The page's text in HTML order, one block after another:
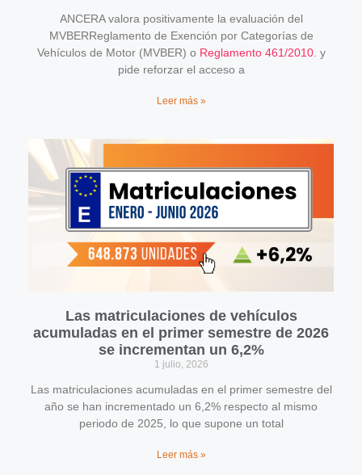
ANCERA valora positivamente la evaluación del
MVBERReglamento de Exención por Categorías de
Vehículos de Motor (MVBER) o Reglamento 461/2010. y
pide reforzar el acceso a
Leer más »
Las matriculaciones de vehículos
acumuladas en el primer semestre de 2026
se incrementan un 6,2%
1 julio, 2026
Las matriculaciones acumuladas en el primer semestre del
año se han incrementado un 6,2% respecto al mismo
periodo de 2025, lo que supone un total
Leer más »